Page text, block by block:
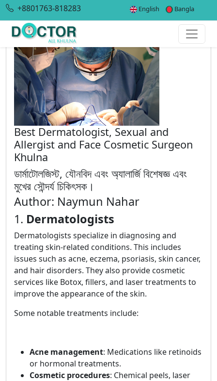
+8801763-818283 English Bangla
Best Dermatologist, Sexual and
Allergist and Face Cosmetic Surgeon
Khulna
ডার্মাটোলজিস্ট, যৌনবিদ এবং অ্যালার্জি বিশেষজ্ঞ এবং
মুখের সৌন্দর্য চিকিৎসক।
Author: Naymun Nahar
1. Dermatologists
Dermatologists specialize in diagnosing and
treating skin-related conditions. This includes
issues such as acne, eczema, psoriasis, skin cancer,
and hair disorders. They also provide cosmetic
services like Botox, fillers, and laser treatments to
improve the appearance of the skin.
Some notable treatments include:
Acne management: Medications like retinoids
or hormonal treatments.
Cosmetic procedures: Chemical peels, laser